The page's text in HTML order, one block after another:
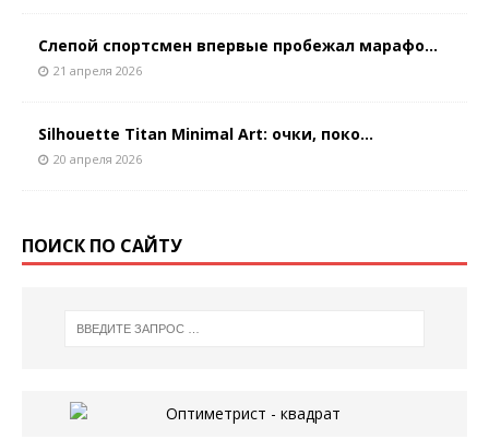
Слепой спортсмен впервые пробежал марафо...
21 апреля 2026
Silhouette Titan Minimal Art: очки, поко...
20 апреля 2026
ПОИСК ПО САЙТУ